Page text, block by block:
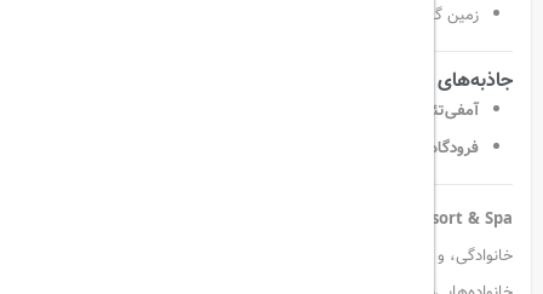
زمین گلف ۲۷ حفره‌ای در فاصله کمتر از ۸۰۰ متر از هتل
جاذبه‌های نزدیک
آمفی‌تئاتر باستانی آسپندوس
فرودگاه بین‌المللی آنتالیا
Crystal Tat Beach Golf Resort & Spa
خانوادگی، و سرگرمی‌های بی‌پایان، انتخابی مناسب برای زوج‌ها و